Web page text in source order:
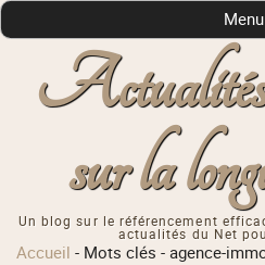
sur la
Un blog sur le référencement
actualités du Net
Menu
Accueil - Mots clés -agence-